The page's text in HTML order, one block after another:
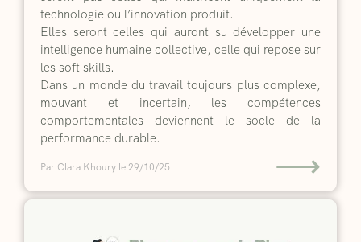
technologie ou l’innovation produit.
Elles seront celles qui auront su développer une
intelligence humaine collective, celle qui repose sur
les soft skills.
Dans un monde du travail toujours plus complexe,
mouvant et incertain, les compétences
comportementales deviennent le socle de la
performance durable.
Par Clara Khoury le 29/10/25 ⟶